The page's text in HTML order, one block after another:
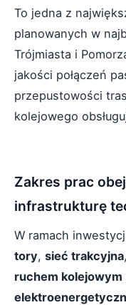
To jedna z
planowanych w
Trójmiasta i
jakości połączeń
przepustowości
kolejowego
Zakres prac
infrastrukturę
W ramach
tory, sieć trakcyjna,
ruchem kolejowym